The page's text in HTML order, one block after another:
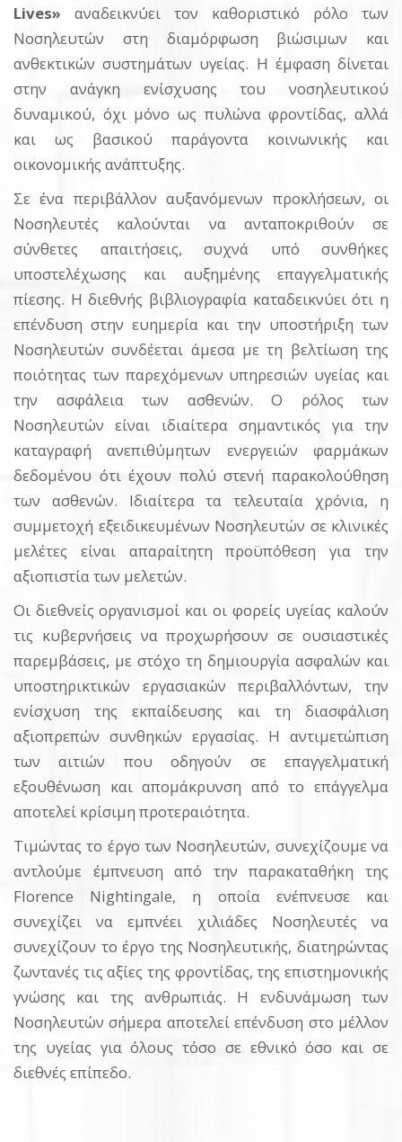
Lives» αναδεικνύει τον καθοριστικό ρόλο των
Νοσηλευτών στη διαμόρφωση βιώσιμων και
ανθεκτικών συστημάτων υγείας. Η έμφαση δίνεται
στην ανάγκη ενίσχυσης του νοσηλευτικού
δυναμικού, όχι μόνο ως πυλώνα φροντίδας, αλλά
και ως βασικού παράγοντα κοινωνικής και
οικονομικής ανάπτυξης.
Σε ένα περιβάλλον αυξανόμενων προκλήσεων, οι
Νοσηλευτές καλούνται να ανταποκριθούν σε
σύνθετες απαιτήσεις, συχνά υπό συνθήκες
υποστελέχωσης και αυξημένης επαγγελματικής
πίεσης. Η διεθνής βιβλιογραφία καταδεικνύει ότι η
επένδυση στην ευημερία και την υποστήριξη των
Νοσηλευτών συνδέεται άμεσα με τη βελτίωση της
ποιότητας των παρεχόμενων υπηρεσιών υγείας και
την ασφάλεια των ασθενών. Ο ρόλος των
Νοσηλευτών είναι ιδιαίτερα σημαντικός για την
καταγραφή ανεπιθύμητων ενεργειών φαρμάκων
δεδομένου ότι έχουν πολύ στενή παρακολούθηση
των ασθενών. Ιδιαίτερα τα τελευταία χρόνια, η
συμμετοχή εξειδικευμένων Νοσηλευτών σε κλινικές
μελέτες είναι απαραίτητη προϋπόθεση για την
αξιοπιστία των μελετών.
Οι διεθνείς οργανισμοί και οι φορείς υγείας καλούν
τις κυβερνήσεις να προχωρήσουν σε ουσιαστικές
παρεμβάσεις, με στόχο τη δημιουργία ασφαλών και
υποστηρικτικών εργασιακών περιβαλλόντων, την
ενίσχυση της εκπαίδευσης και τη διασφάλιση
αξιοπρεπών συνθηκών εργασίας. Η αντιμετώπιση
των αιτιών που οδηγούν σε επαγγελματική
εξουθένωση και απομάκρυνση από το επάγγελμα
αποτελεί κρίσιμη προτεραιότητα.
Τιμώντας το έργο των Νοσηλευτών, συνεχίζουμε να
αντλούμε έμπνευση από την παρακαταθήκη της
Florence Nightingale, η οποία ενέπνευσε και
συνεχίζει να εμπνέει χιλιάδες Νοσηλευτές να
συνεχίζουν το έργο της Νοσηλευτικής, διατηρώντας
ζωντανές τις αξίες της φροντίδας, της επιστημονικής
γνώσης και της ανθρωπιάς. Η ενδυνάμωση των
Νοσηλευτών σήμερα αποτελεί επένδυση στο μέλλον
της υγείας για όλους τόσο σε εθνικό όσο και σε
διεθνές επίπεδο.